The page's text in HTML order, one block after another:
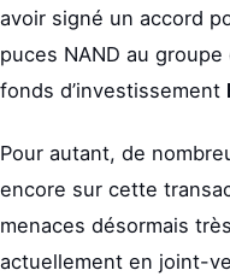
avoir signé un accord
puces NAND au groupe
fonds d’investissement
Pour autant, de
encore sur cette
menaces désormais
actuellement en joint-